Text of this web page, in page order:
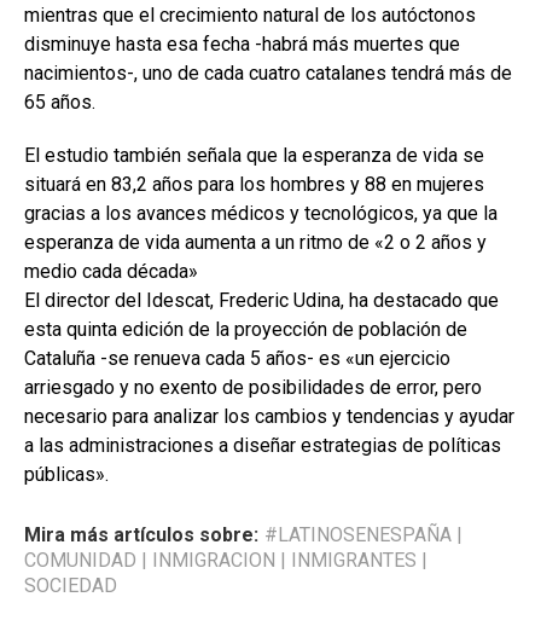
mientras que el crecimiento natural de los autóctonos
disminuye hasta esa fecha -habrá más muertes que
nacimientos-, uno de cada cuatro catalanes tendrá más de
65 años.
El estudio también señala que la esperanza de vida se
situará en 83,2 años para los hombres y 88 en mujeres
gracias a los avances médicos y tecnológicos, ya que la
esperanza de vida aumenta a un ritmo de «2 o 2 años y
medio cada década»
El director del Idescat, Frederic Udina, ha destacado que
esta quinta edición de la proyección de población de
Cataluña -se renueva cada 5 años- es «un ejercicio
arriesgado y no exento de posibilidades de error, pero
necesario para analizar los cambios y tendencias y ayudar
a las administraciones a diseñar estrategias de políticas
públicas».
Mira más artículos sobre: #LATINOSENESPAÑA
COMUNIDAD
INMIGRACION INMIGRANTES
SOCIEDAD